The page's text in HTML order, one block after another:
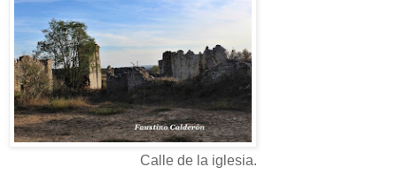
Calle de la iglesia.